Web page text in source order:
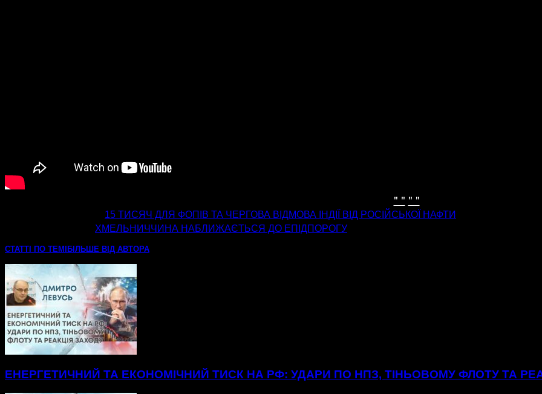
" " " "
15 ТИСЯЧ ДЛЯ ФОПІВ ТА ЧЕРГОВА ВІДМОВА ІНДІЇ ВІД РОСІЙСЬКОЇ НАФТИ
ХМЕЛЬНИЧЧИНА НАБЛИЖАЄТЬСЯ ДО ЕПІДПОРОГУ
СТАТТІ ПО ТЕМІ БІЛЬШЕ ВІД АВТОРА
ЕНЕРГЕТИЧНИЙ ТА ЕКОНОМІЧНИЙ ТИСК НА РФ: УДАРИ ПО НПЗ, ТІНЬОВОМУ ФЛОТУ ТА